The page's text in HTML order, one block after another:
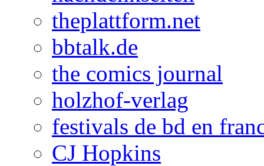
theplattform.net
bbtalk.de
the comics journal
holzhof-verlag
festivals de bd en
CJ Hopkins